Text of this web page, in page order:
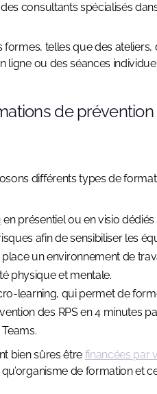
consultants spécialisés
formes, telles que des ateliers,
ligne ou des séances
de prévention
différents types de
en présentiel ou en visio
afin de sensibiliser les
un environnement de
physique et mentale.
learning, qui permet de
des RPS en 4 minutes
bien sûres être financées par
de formation et